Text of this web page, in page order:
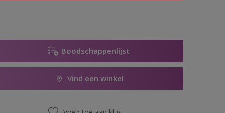
Boodschappenlijst
Vind een winkel